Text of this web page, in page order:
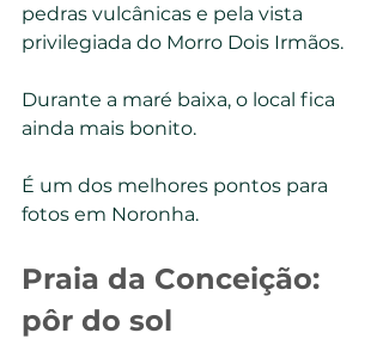
pedras vulcânicas e pela vista
privilegiada do Morro Dois Irmãos.
Durante a maré baixa, o local fica
ainda mais bonito.
É um dos melhores pontos para
fotos em Noronha.
Praia da Conceição:
pôr do sol